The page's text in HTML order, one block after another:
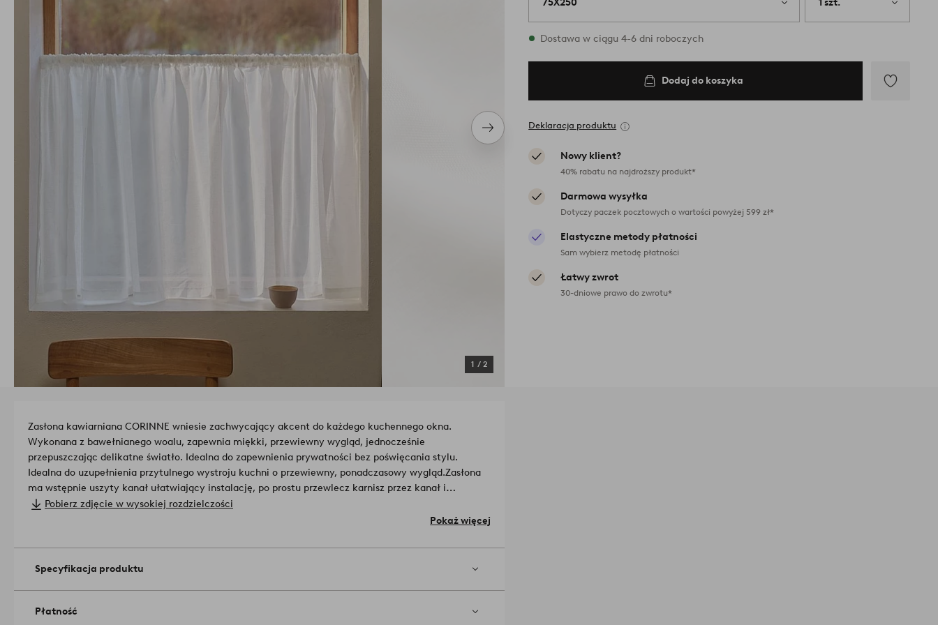
Następny
produkt
1 / 2
75X250 1 szt.
W magazynie
Dostawa w ciągu 4-6 dni roboczych
Dodaj do koszyka
Deklaracja produktu
Nowy klient?
40% rabatu na najdroższy produkt*
Darmowa wysyłka
Dotyczy paczek pocztowych o wartości powyżej 599 zł*
Elastyczne metody płatności
Sam wybierz metodę płatności
Łatwy zwrot
30-dniowe prawo do zwrotu*
Zasłona kawiarniana CORINNE wniesie zachwycający akcent do każdego kuchennego okna.
Wykonana z bawełnianego woalu, zapewnia miękki, przewiewny wygląd, jednocześnie
przepuszczając delikatne światło. Idealna do zapewnienia prywatności bez poświęcania stylu.
Idealna do uzupełnienia przytulnego wystroju kuchni o przewiewny, ponadczasowy wygląd.Zasłona
ma wstępnie uszyty kanał ułatwiający instalację, po prostu przewlecz karnisz przez kanał i
gotowe.
Materiał: 100% Bawełna.
Ilość w opakowaniu: 1.
Gramatura: 65 g/m².
temperaturą. Najwyższa dopuszczalna temperatura wynosi 200°C. Czyścić na sucho (tylko
Pobierz zdjęcie w wysokiej rozdzielczości
Pokaż więcej
Specyfikacja produktu
Płatność